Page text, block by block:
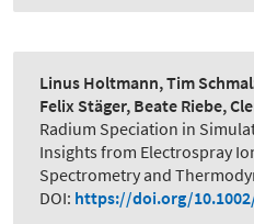
Linus Holtmann, Tim
Felix Stäger, Beate Riebe,
Radium Speciation in
Insights from Electrospray
Spectrometry and
DOI: https://doi.org/